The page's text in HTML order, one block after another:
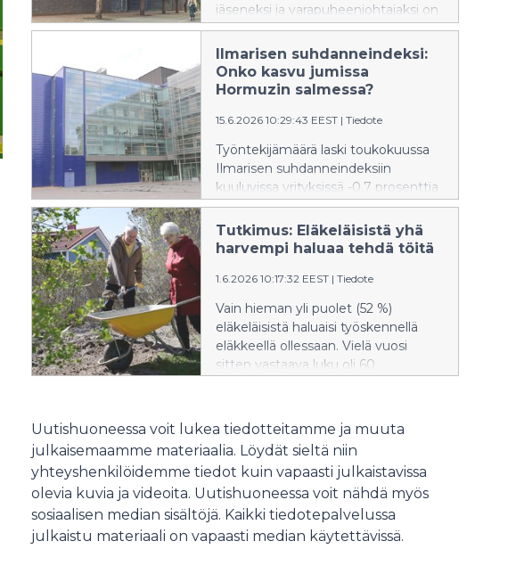
jäseneksi ja varapuheenjohtajaksi on
valittu Elinkeinoelämän keskusliitto
ry:n toimitusjohtaja Minna Helle.
Ilmarisen suhdanneindeksi:
Onko kasvu jumissa
Hormuzin salmessa?
15.6.2026 10:29:43 EEST | Tiedote
Työntekijämäärä laski toukokuussa
Ilmarisen suhdanneindeksiin
kuuluvissa yrityksissä -0,7 prosenttia
verrattuna edelliseen vuoteen.
Kahden plusmerkkisen kuukauden
jälkeen negatiivinen kehitys voi
usein aluksi epätasainen.
Tutkimus: Eläkeläisistä yhä
harvempi haluaa tehdä töitä
1.6.2026 10:17:32 EEST | Tiedote
Vain hieman yli puolet (52 %)
eläkeläisistä haluaisi työskennellä
eläkkeellä ollessaan. Vielä vuosi
sitten vastaava luku oli 60
Uutishuoneessa voit lukea tiedotteitamme ja muuta
julkaisemaamme materiaalia. Löydät sieltä niin
yhteyshenkilöidemme tiedot kuin vapaasti julkaistavissa
olevia kuvia ja videoita. Uutishuoneessa voit nähdä myös
sosiaalisen median sisältöjä. Kaikki tiedotepalvelussa
julkaistu materiaali on vapaasti median käytettävissä.